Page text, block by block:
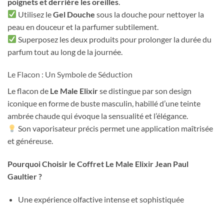
Utilisez leGel Douche sous la douche pour nettoyer la
peau en douceur et la parfumer subtilement.
Superposez les deux produits pour prolonger la durée du
parfum tout au long de la journée.
Le Flacon : Un Symbole de Séduction
Le flacon de Le Male Elixirse distingue par son design
iconique en forme de buste masculin, habillé d’une teinte
ambrée chaude qui évoque la sensualité et l’élégance.
Son vaporisateur précis permet une application maîtrisée
et généreuse.
Pourquoi Choisir le Coffret Le Male Elixir Jean Paul
Gaultier ?
Une expérience olfactive intense et sophistiquée